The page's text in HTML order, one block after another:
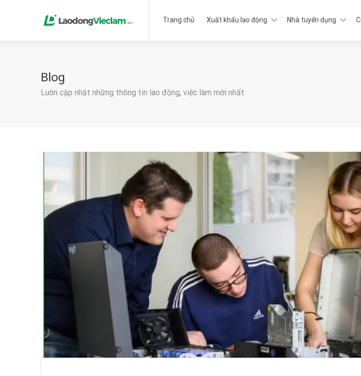
Trang chủ Xuất khẩu lao động Nhà tuyển dụng
Blog
Luôn cập nhật những thông tin lao động, việc làm mới nhất